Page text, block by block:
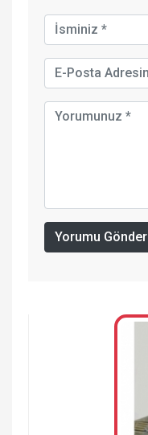
Yorumu Gönder